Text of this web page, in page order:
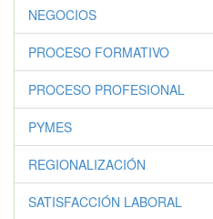
NEGOCIOS
PROCESO FORMATIVO
PROCESO PROFESIONAL
PYMES
REGIONALIZACIÓN
SATISFACCIÓN LABORAL